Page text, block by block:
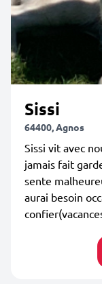
Sissi
64400, Agnos
Sissi vit avec
jamais fait
sente
aurai besoin